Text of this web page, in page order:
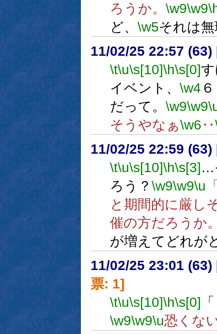
ろうか。 \w9\w9
ど、 \w5それは
11/02/25 22:57 (63)
\t\u\s[10]\h\s[0]
イベント、 \w4
だって。 \w9\w9
そうやなぁ\w6‥
11/02/25 22:59 (63)
\t\u\s[10]\h\s[3]…
ろう？ \w9\w9\u
と期間的に厳し
催の方だろうか
が増えてどれが
11/02/25 23:01 (63)
票: 1]
\t\u\s[10]\h\s[0]
\w9\w9\u恐くな